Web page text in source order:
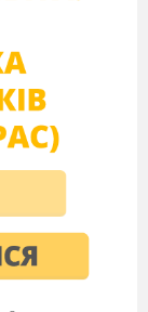
повинні
От
ми